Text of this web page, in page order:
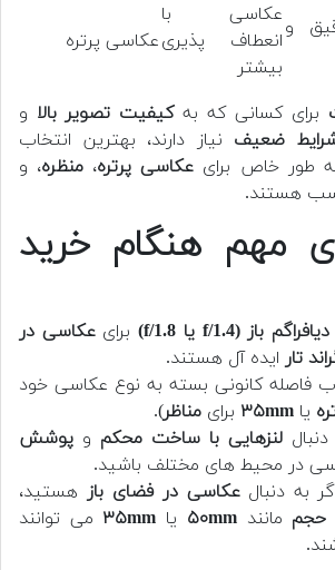
و
عکاسی با
انعطاف پذیری
بیشتر
عکاسی پرتره
برای کسانی که بهکیفیت تصویر بالا و
ضعیف نیاز دارند، بهترین انتخاب
طور خاص برای عکاسی پرتره، منظره، و
هستند.
مهم هنگام خرید
دیافراگم باز (f/1.4 یا f/1.8) برایعکاسی در
تار ایده آل هستند.
فاصله کانونی بسته به نوع عکاسی خود
یا ۳۵mm برای مناظر).
لنزهایی با ساخت محکم و پوشش
در محیط های مختلف باشید.
به دنبالعکاسی در فضای باز هستید،
حجم مانند۵۰mm یا ۳۵mm می توانند